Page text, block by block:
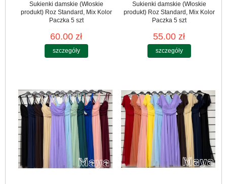
Sukienki damskie (Włoskie
produkt) Roz Standard, Mix Kolor
Paczka 5 szt
60.00 zł
szczegóły
Sukienki damskie (Włoskie
produkt) Roz Standard, Mix Kolor
Paczka 5 szt
55.00 zł
szczegóły